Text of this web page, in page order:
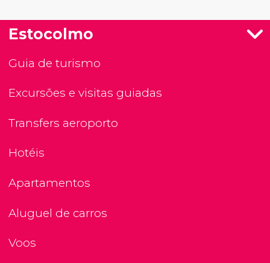
Estocolmo
Guia de turismo
Excursões e visitas guiadas
Transfers aeroporto
Hotéis
Apartamentos
Aluguel de carros
Voos